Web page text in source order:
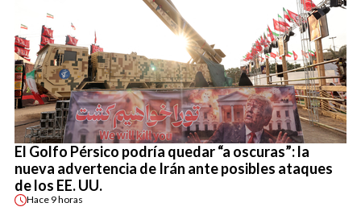
El Golfo Pérsico podría quedar “a oscuras”: la
nueva advertencia de Irán ante posibles ataques
de los EE. UU.
Hace 9 horas